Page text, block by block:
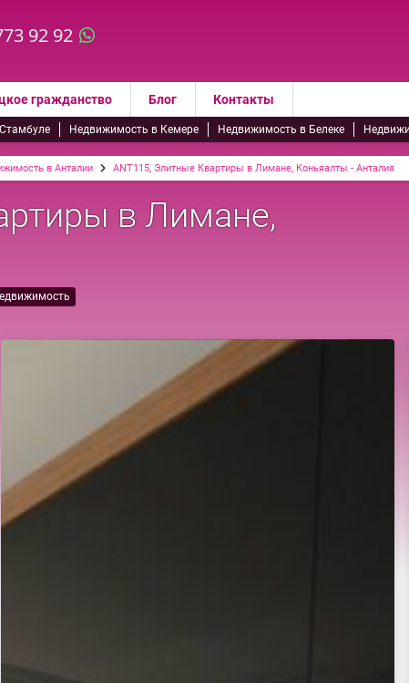
92 92
гражданство Блог Контакты
Недвижимость в Кемере Недвижимость в Белеке
в Анталии ANT115, Элитные Квартиры в Лимане, Коньяалты - Анталия
в Лимане,